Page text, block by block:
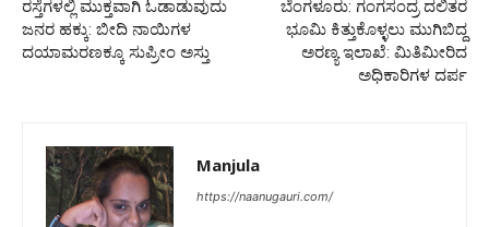
ರಸ್ತೆಗಳಲ್ಲಿ ಮುಕ್ತವಾಗಿ ಓಡಾಡುವುದು
ಜನರ ಹಕ್ಕು: ಬೀದಿ ನಾಯಿಗಳ
ದಯಾಮರಣಕ್ಕೂ ಸುಪ್ರೀಂ ಅಸ್ತು
ಬೆಂಗಳೂರು: ಗಂಗಸಂದ್ರ ದಲಿತರ
ಭೂಮಿ ಕಿತ್ತುಕೊಳ್ಳಲು ಮುಗಿಬಿದ್ದ
ಅರಣ್ಯ ಇಲಾಖೆ: ಮಿತಿಮೀರಿದ
ಅಧಿಕಾರಿಗಳ ದರ್ಪ
Manjula
https://naanugauri.com/